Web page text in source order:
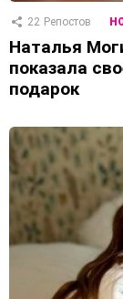
22 Репостов
Наталья
показала
подарок